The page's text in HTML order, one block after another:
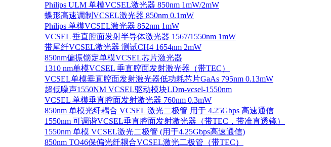
Philips ULM 单模VCSEL激光器 850nm 1mW/2mW
蝶形高速调制VCSEL激光器 850nm 0.1mW
Philips 单模VCSEL激光器 852nm 1mW
VCSEL 垂直腔面发射半导体激光器 1567/1550nm 1mW
带尾纤VCSEL激光器 测试CH4 1654nm 2mW
850nm偏振锁定单模VCSEL芯片激光器
1310 nm单模VCSEL 垂直腔面发射激光器（带TEC）
VCSEL单模垂直腔面发射激光器低功耗芯片GaAs 795nm 0.13mW
超低噪声1550NM VCSEL驱动模块LDm-vcsel-1550nm
VCSEL 单模垂直腔面发射激光器 760nm 0.3mW
850nm 单模光纤耦合 VCSEL 激光二极管 用于 4.25Gbps 高速通信
1550nm 可调谐VCSEL垂直腔面发射激光器（带TEC，带准直透镜）
1550nm 单模 VCSEL激光二极管 (用于4.25Gbps高速通信)
850nm TO46保偏光纤耦合VCSEL激光二极管（带TEC）